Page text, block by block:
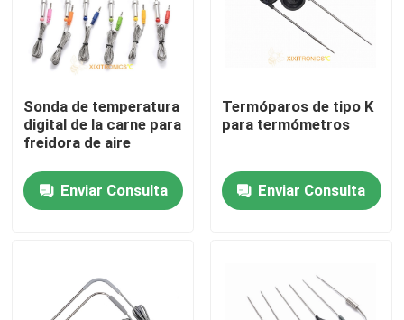
Puntas de prueba médicas de la temperatura
Termistor de cristal de NTC
Termistores revestidos de epoxy
Punta de prueba de la temperatura de la comida
Sonda de temperatura
digital de la carne para
freidora de aire
Enviar Consulta
Termóparos de tipo K
para termómetros
Enviar Consulta